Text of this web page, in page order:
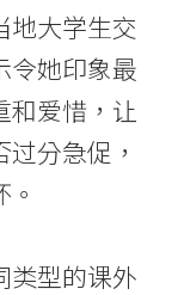
地大学生交
令她印象最
和爱惜，让
分急促，
类型的课外